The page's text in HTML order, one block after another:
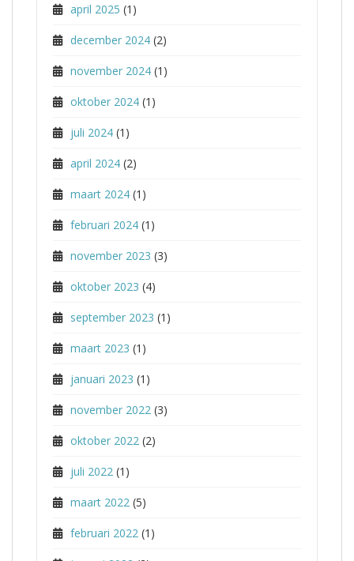
april 2025 (1)
december 2024 (2)
november 2024 (1)
oktober 2024 (1)
juli 2024 (1)
april 2024 (2)
maart 2024 (1)
februari 2024 (1)
november 2023 (3)
oktober 2023 (4)
september 2023 (1)
maart 2023 (1)
januari 2023 (1)
november 2022 (3)
oktober 2022 (2)
juli 2022 (1)
maart 2022 (5)
februari 2022 (1)